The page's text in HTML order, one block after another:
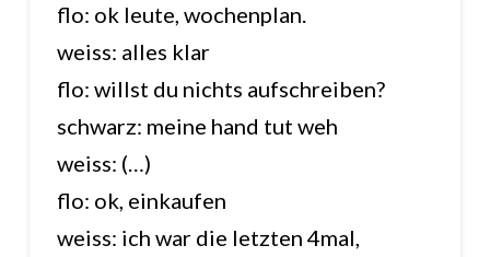
flo: ok leute, wochenplan.
weiss: alles klar
flo: willst du nichts aufschreiben?
schwarz: meine hand tut weh
weiss: (…)
flo: ok, einkaufen
weiss: ich war die letzten 4mal,